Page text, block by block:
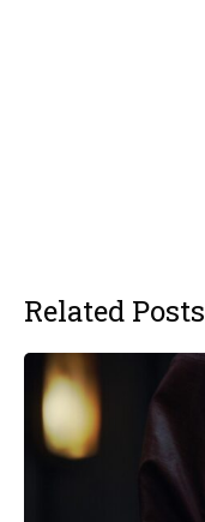
Related Posts